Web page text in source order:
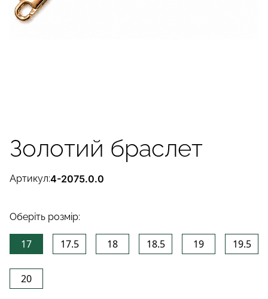
Золотий браслет
Артикул:4-2075.0.0
Оберіть розмір:
17 17.5 18 18.5 19 19.5
20